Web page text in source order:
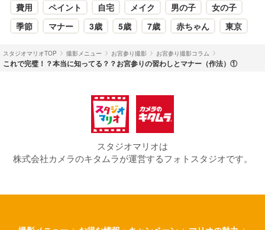
費用
ペイント 自宅 メイク 男の子
女の子
季節
マナー 3歳 5歳 7歳 赤ちゃん 東京
スタジオマリオTOP 撮影メニュー お宮参り撮影 お宮参り撮影コラム
これで完璧！？本当に知ってる？？お宮参りの習わしとマナー（作法）①
スタジオマリオは
株式会社カメラのキタムラが運営するフォトスタジオです。